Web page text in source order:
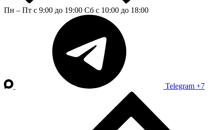
Пн – Пт с 9:00 до 19:00 Сб с 10:00 до 18:00
Telegram +7